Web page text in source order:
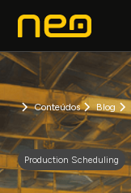
Conteúdos Blog
Production Scheduling